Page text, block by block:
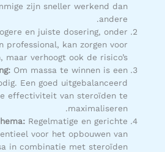
zijn sneller werkend dan
andere.
en juiste dosering, onder
professional, kan zorgen voor
verhoogt ook de risico’s.
Om massa te winnen is een
Een goed uitgebalanceerd
effectiviteit van steroïden te
maximaliseren.
Regelmatige en gerichte
voor het opbouwen van
in combinatie met steroïden.